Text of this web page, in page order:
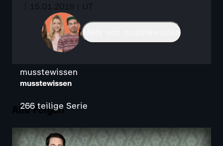
| 15.01.2019 | UT
Mehr von musstewissen
Alle Folgen
musstewissen
musstewissen
266 teilige Serie